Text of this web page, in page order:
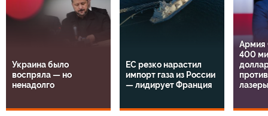
Украина было
воспряла — но
ненадолго
ЕС резко нарастил
импорт газа из России
— лидирует Франция
Армия
400
лазеры